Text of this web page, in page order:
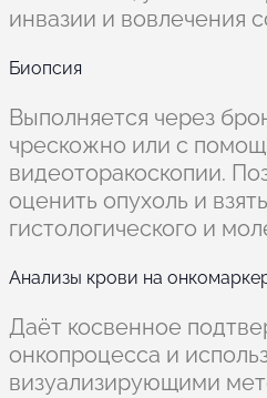
инвазии и вовлечения
Биопсия
Выполняется через
чрескожно или с
видеоторакоскопии.
оценить опухоль и
гистологического и
Анализы крови на
Даёт косвенное
онкопроцесса и
визуализирующими